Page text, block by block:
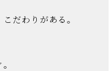
だわりがある。